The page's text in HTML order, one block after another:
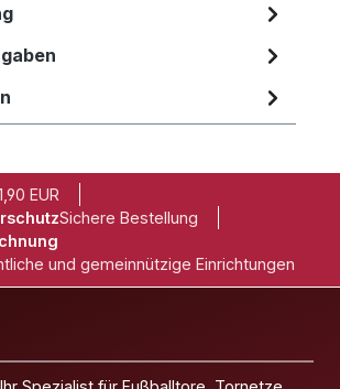
EUR
Sichere Bestellung
und gemeinnützige Einrichtungen